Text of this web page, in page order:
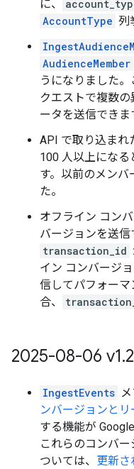
に、
AccountType 列
AudienceMember
うになりました
クエストで複数
ータを送信できま
API で取り込まれ
100 人以上になる
す。以前のメンバ
た。
オフライン コン
バージョンを送信
transaction_id
イン コンバージ
信してパフォー
合、
2025-08-06 v1.2
IngestEvents
ンバージョンと
する機能が
これらのコンバ
ついては、 更新さ